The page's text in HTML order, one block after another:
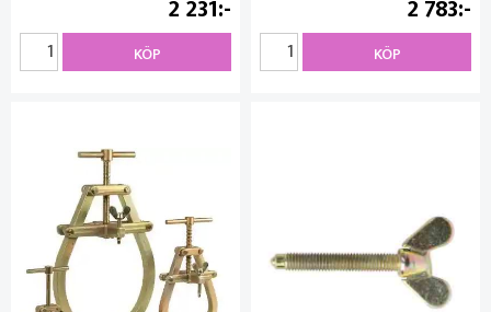
2 231
KÖP
2 783
KÖP